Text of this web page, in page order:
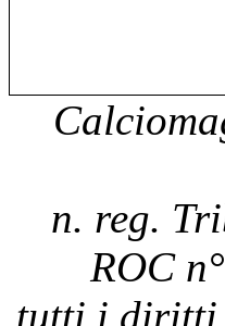
n. reg.
ROC
tutti i diritti